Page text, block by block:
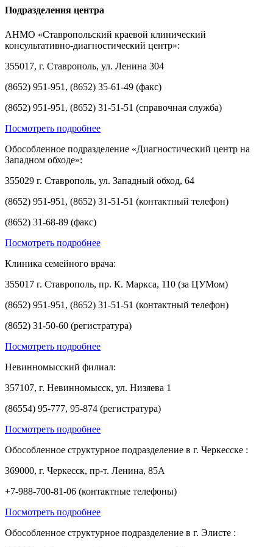
Подразделения центра
АНМО «Ставропольский краевой клинический
консультативно-диагностический центр»:
355017, г. Ставрополь, ул. Ленина 304
(8652) 951-951, (8652) 35-61-49 (факс)
(8652) 951-951, (8652) 31-51-51 (справочная служба)
Посмотреть подробнее
Обособленное подразделение «Диагностический центр на
Западном обходе»:
355029 г. Ставрополь, ул. Западный обход, 64
(8652) 951-951, (8652) 31-51-51 (контактный телефон)
(8652) 31-68-89 (факс)
Посмотреть подробнее
Клиника семейного врача:
355017 г. Ставрополь, пр. К. Маркса, 110 (за ЦУМом)
(8652) 951-951, (8652) 31-51-51 (контактный телефон)
(8652) 31-50-60 (регистратура)
Посмотреть подробнее
Невинномысский филиал:
357107, г. Невинномысск, ул. Низяева 1
(86554) 95-777, 95-874 (регистратура)
Посмотреть подробнее
Обособленное структурное подразделение в г. Черкесске :
369000, г. Черкесск, пр-т. Ленина, 85А
+7-988-700-81-06 (контактные телефоны)
Посмотреть подробнее
Обособленное структурное подразделение в г. Элисте :